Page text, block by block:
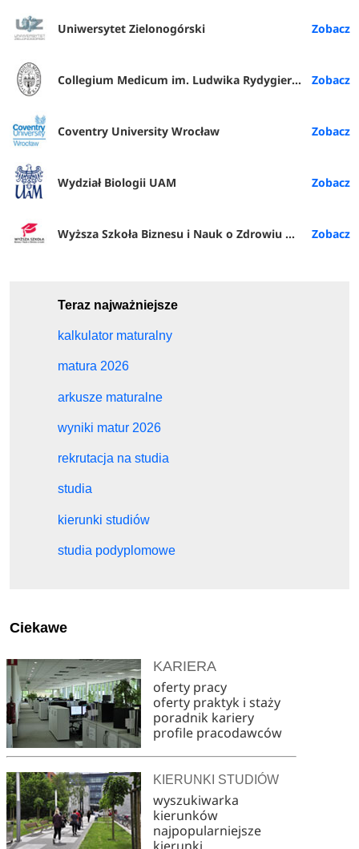
Uniwersytet Zielonogórski
Collegium Medicum im. Ludwika Rydygiera w Bydgoszczy
Coventry University Wrocław
Wydział Biologii UAM
Wyższa Szkoła Biznesu i Nauk o Zdrowiu w Łodzi
Teraz najważniejsze
kalkulator maturalny
matura 2026
arkusze maturalne
wyniki matur 2026
rekrutacja na studia
studia
kierunki studiów
studia podyplomowe
Ciekawe
KARIERA
oferty pracy
oferty praktyk i staży
poradnik kariery
profile pracodawców
KIERUNKI STUDIÓW
wyszukiwarka
kierunków
najpopularniejsze